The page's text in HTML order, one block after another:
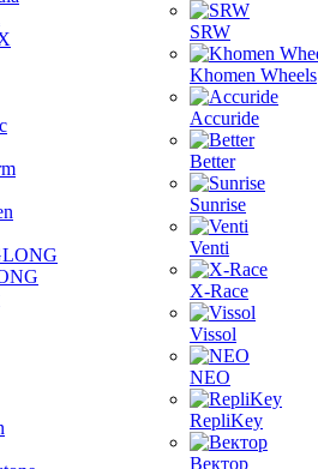
SRW
Khomen Wheels
Accuride
Better
Sunrise
Venti
X-Race
Vissol
NEO
RepliKey
Вектор